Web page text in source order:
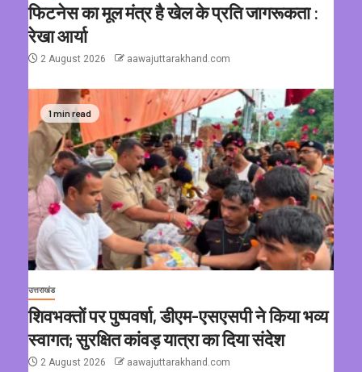
फिटनेस का मूल मंत्र है खेल के प्रति जागरूकता :
रेखा आर्या
2 August 2026 aawajuttarakhand.com
1 min read
उत्तराखंड
शिवभक्तों पर पुष्पवर्षा, डीएम-एसएसपी ने किया भव्य
स्वागत; सुरक्षित कांवड़ यात्रा का दिया संदेश
2 August 2026 aawajuttarakhand.com